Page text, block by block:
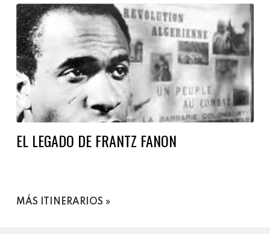
EL LEGADO DE FRANTZ FANON
MÁS ITINERARIOS